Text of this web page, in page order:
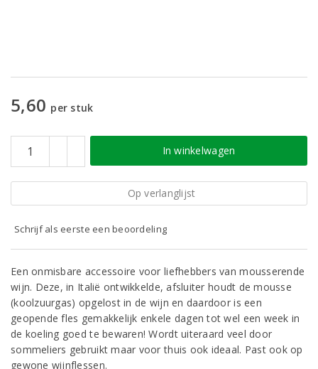
5,60 per stuk
In winkelwagen
Op verlanglijst
Schrijf als eerste een beoordeling
Een onmisbare accessoire voor liefhebbers van mousserende
wijn. Deze, in Italië ontwikkelde, afsluiter houdt de mousse
(koolzuurgas) opgelost in de wijn en daardoor is een
geopende fles gemakkelijk enkele dagen tot wel een week in
de koeling goed te bewaren! Wordt uiteraard veel door
sommeliers gebruikt maar voor thuis ook ideaal. Past ook op
gewone wijnflessen.